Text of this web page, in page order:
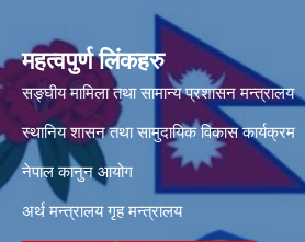
महत्वपुर्ण लिंकहरु
सङ्घीय मामिला तथा सामान्य प्रशासन मन्त्रालय
स्थानिय शासन तथा सामुदायिक विकास कार्यक्रम
नेपाल कानुन आयोग
अर्थ मन्त्रालय गृह मन्त्रालय